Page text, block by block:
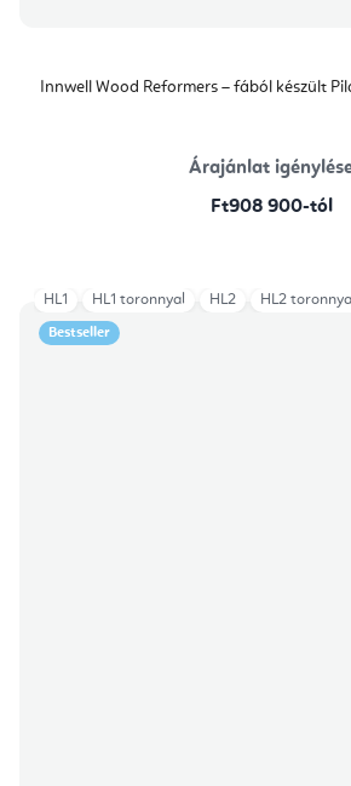
Innwell Wood Reformers – fából készült
Árajánlat
Ft908 900-tól
Bestseller
HL1 HL1 toronnyal HL2 HL2